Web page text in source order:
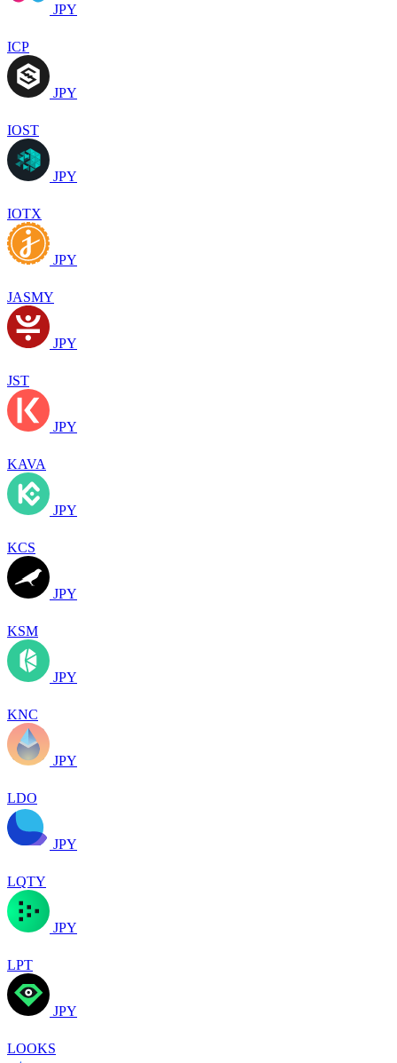
JPY
ICP
JPY
IOST
JPY
IOTX
JPY
JASMY
JPY
JST
JPY
KAVA
JPY
KCS
JPY
KSM
JPY
KNC
JPY
LDO
JPY
LQTY
JPY
LPT
JPY
LOOKS